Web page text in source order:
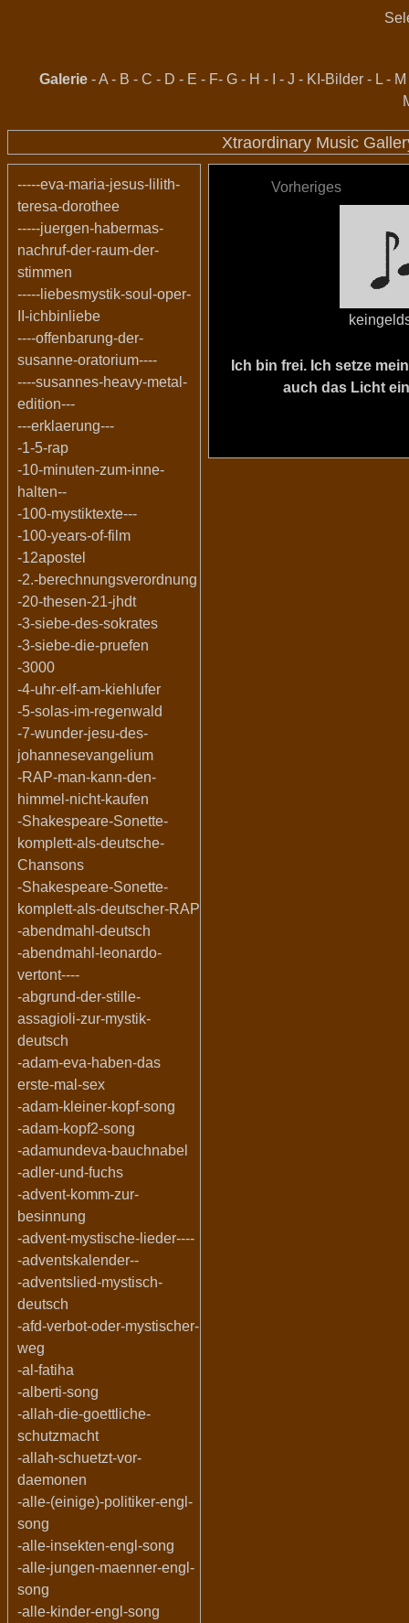
Galerie -A - B - C - D - E - F- G - H - - J - KI-Bilder - L - M
Xtraordinary Music
-----eva-maria-jesus-lilith-
teresa-dorothee
-----juergen-habermas-
nachruf-der-raum-der-
stimmen
-----liebesmystik-soul-oper-
II-ichbinliebe
----offenbarung-der-
susanne-oratorium----
----susannes-heavy-metal-
edition---
---erklaerung---
-1-5-rap
-10-minuten-zum-inne-
halten--
-100-mystiktexte---
-100-years-of-film
-12apostel
-2.-berechnungsverordnung
-20-thesen-21-jhdt
-3-siebe-des-sokrates
-3-siebe-die-pruefen
-3000
-4-uhr-elf-am-kiehlufer
-5-solas-im-regenwald
-7-wunder-jesu-des-
johannesevangelium
-RAP-man-kann-den-
himmel-nicht-kaufen
-Shakespeare-Sonette-
komplett-als-deutsche-
Chansons
-Shakespeare-Sonette-
komplett-als-deutscher-RAP
-abendmahl-deutsch
-abendmahl-leonardo-
vertont----
-abgrund-der-stille-
assagioli-zur-mystik-
deutsch
-adam-eva-haben-das
erste-mal-sex
-adam-kleiner-kopf-song
-adam-kopf2-song
-adamundeva-bauchnabel
-adler-und-fuchs
-advent-komm-zur-
besinnung
-advent-mystische-lieder----
-adventskalender--
-adventslied-mystisch-
deutsch
-afd-verbot-oder-mystischer-
weg
-al-fatiha
-alberti-song
-allah-die-goettliche-
schutzmacht
-allah-schuetzt-vor-
daemonen
-alle-(einige)-politiker-engl-
song
-alle-insekten-engl-song
-alle-jungen-maenner-engl-
song
-alle-kinder-engl-song
Vorheriges
Ich bin frei. Ich setze
auch das Licht